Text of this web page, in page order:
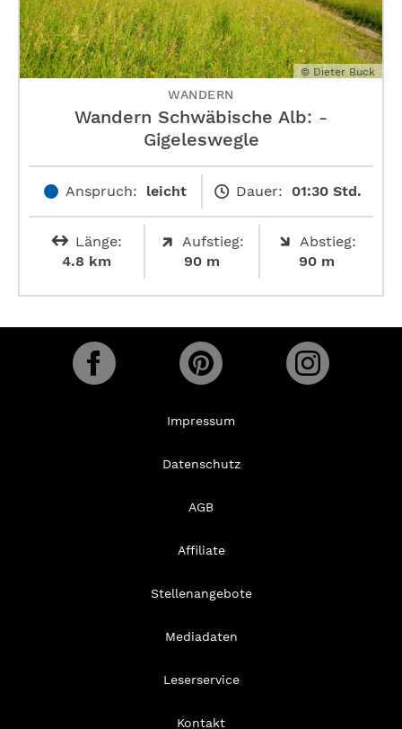
© Dieter Buck
WANDERN
Wandern Schwäbische Alb: ­
Gigeleswegle
Anspruch: leicht Dauer: 01:30 Std.
Länge:
4.8 km
Aufstieg:
90 m
Abstieg:
90 m
Impressum
Datenschutz
AGB
Affiliate
Stellenangebote
Mediadaten
Leserservice
Kontakt